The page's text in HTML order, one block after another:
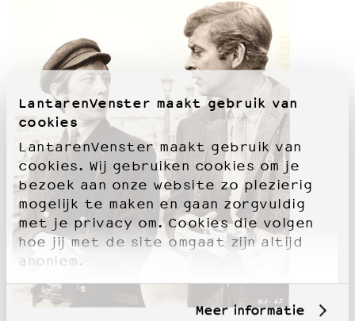
LantarenVenster maakt gebruik van
cookies
LantarenVenster maakt gebruik van
cookies. Wij gebruiken cookies om je
bezoek aan onze website zo plezierig
mogelijk te maken en gaan zorgvuldig
met je privacy om. Cookies die volgen
hoe jij met de site omgaat zijn altijd
anoniem.
Meer informatie
Huisregels
Privacyverklaring
Integriteits- en gedragscode
Duurzaamheid
Culturele boycot Israël
Ruimte voor artistieke vrijheid – VNPF